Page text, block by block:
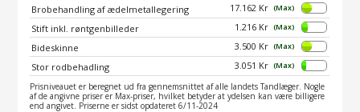
Brobehandling af ædelmetallegering 17.162 Kr (Max)
Stift inkl. røntgenbilleder 1.216 Kr (Max)
Bideskinne 3.500 Kr (Max)
Stor rodbehadling 3.051 Kr (Max)
Prisniveauet er beregnet ud fra gennemsnittet af alle landets Tandlæger. Nogle
af de angivne priser er Max-priser, hvilket betyder at ydelsen kan være billigere
end angivet. Priserne er sidst opdateret 6/11-2024